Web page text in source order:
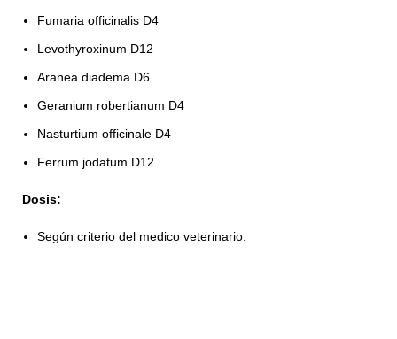
Fumaria officinalis D4
Levothyroxinum D12
Aranea diadema D6
Geranium robertianum D4
Nasturtium officinale D4
Ferrum jodatum D12.
Dosis:
Según criterio del medico veterinario.